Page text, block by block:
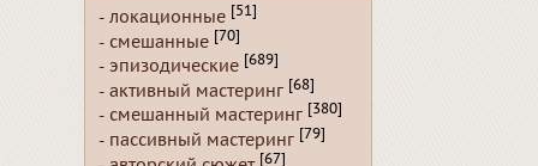
- локационные [51]
- смешанные [70]
- эпизодические [689]
- активный мастеринг [68]
- смешанный мастеринг [380]
- пассивный мастеринг [79]
[67]